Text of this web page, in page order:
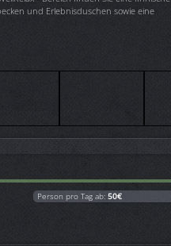
und Erlebnisduschen sowie eine
Person pro Tag ab: 50€